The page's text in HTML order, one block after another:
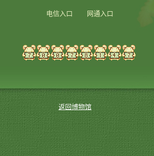
电信入口 网通入口
返回博物馆